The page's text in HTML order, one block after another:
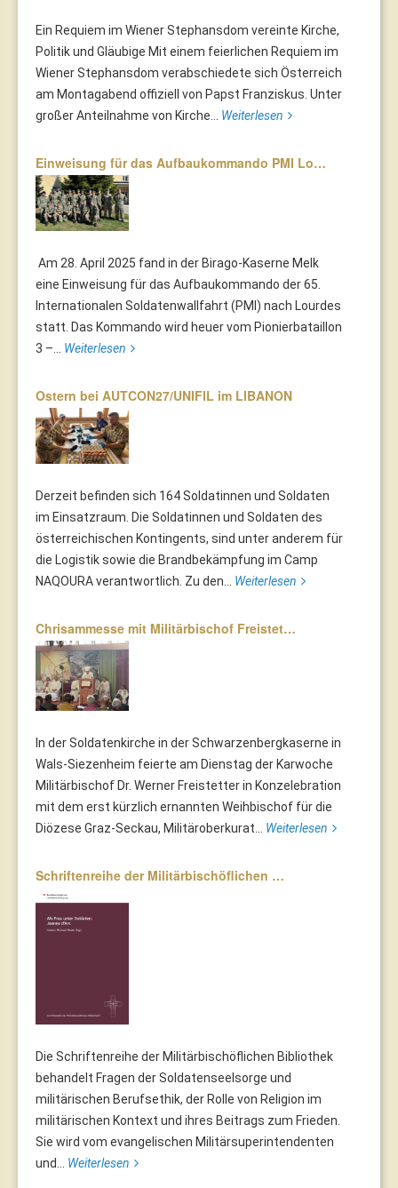
Ein Requiem im Wiener Stephansdom vereinte Kirche,
Politik und Gläubige Mit einem feierlichen Requiem im
Wiener Stephansdom verabschiedete sich Österreich
am Montagabend offiziell von Papst Franziskus. Unter
großer Anteilnahme von Kirche... Weiterlesen
Einweisung für das Aufbaukommando PMI Lo…
Am 28. April 2025 fand in der Birago-Kaserne Melk
eine Einweisung für das Aufbaukommando der 65.
Internationalen Soldatenwallfahrt (PMI) nach Lourdes
statt. Das Kommando wird heuer vom Pionierbataillon
3 –... Weiterlesen
Ostern bei AUTCON27/UNIFIL im LIBANON
Derzeit befinden sich 164 Soldatinnen und Soldaten
im Einsatzraum. Die Soldatinnen und Soldaten des
österreichischen Kontingents, sind unter anderem für
die Logistik sowie die Brandbekämpfung im Camp
NAQOURA verantwortlich. Zu den... Weiterlesen
Chrisammesse mit Militärbischof Freistet…
In der Soldatenkirche in der Schwarzenbergkaserne in
Wals-Siezenheim feierte am Dienstag der Karwoche
Militärbischof Dr. Werner Freistetter in Konzelebration
mit dem erst kürzlich ernannten Weihbischof für die
Diözese Graz-Seckau, Militäroberkurat... Weiterlesen
Schriftenreihe der Militärbischöflichen …
Die Schriftenreihe der Militärbischöflichen Bibliothek
behandelt Fragen der Soldatenseelsorge und
militärischen Berufsethik, der Rolle von Religion im
militärischen Kontext und ihres Beitrags zum Frieden.
Sie wird vom evangelischen Militärsuperintendenten
und... Weiterlesen